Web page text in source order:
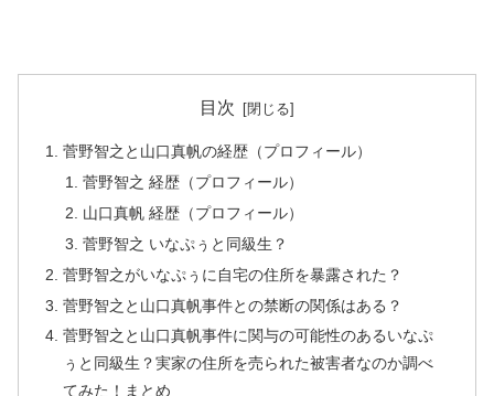
目次
菅野智之と山口真帆の経歴（プロフィール）
菅野智之 経歴（プロフィール）
山口真帆 経歴（プロフィール）
菅野智之 いなぷぅと同級生？
菅野智之がいなぷぅに自宅の住所を暴露された？
菅野智之と山口真帆事件との禁断の関係はある？
菅野智之と山口真帆事件に関与の可能性のあるいなぷ
ぅと同級生？実家の住所を売られた被害者なのか調べ
てみた！まとめ